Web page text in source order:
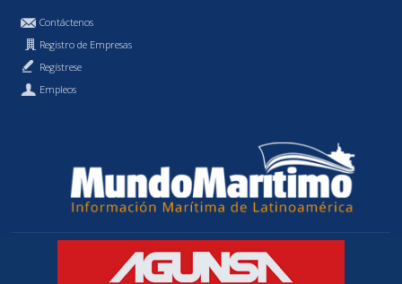
Contáctenos
Registro de Empresas
Regístrese
Empleos
Política de Privacidad
MundoMaritimo.cl es una marca registrada de MundoMaritimo Ltda.